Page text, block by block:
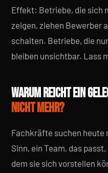
Effekt: Betriebe, die sich
zeigen, ziehen Bewerber
schalten. Betriebe, die
bleiben unsichtbar. Lass
WARUM REICHT EIN
NICHT MEHR?
Fachkräfte suchen heute
Sinn, ein Team, das
dem sie sich vorstellen